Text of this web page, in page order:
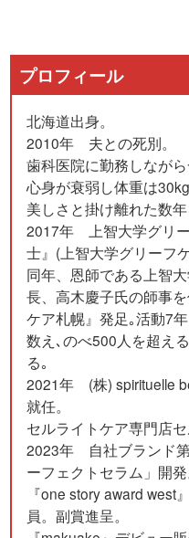
プロフィール
北海道出身。
2010年 夫との死別。
歯科医院に勤務しなが
心身が衰弱し体重は30kg
美しさと掛け離れた数年
2017年 上智大学グリ
士』(上智大学グリーフ
同年、恩師である上智
長、高木慶子氏の師事
ケア札幌』発足｡活動7
数え､のべ500人を超え
る｡
2021年 (株) spirituelle
就任。
セルライトケア専門店
2023年 自社ブランド
ーフェクトセラム」開発
『one story award west
員。副賞進呈。